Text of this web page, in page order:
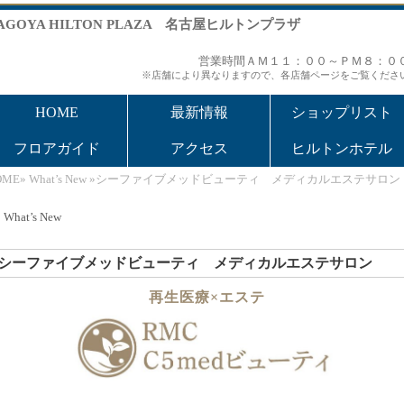
HILTON PLAZA 名古屋ヒルトンプラザ
営業時間ＡＭ１１：００～ＰＭ８：０
※店舗により異なりますので、各店舗ページをご覧くださ
HOME 最新情報 ショップリスト
フロアガイド アクセス ヒルトンホテル
» What’s New »シーファイブメッドビューティ メディカルエステサロン
What’s New
ーファイブメッドビューティ メディカルエステサロン
再生医療×エステ